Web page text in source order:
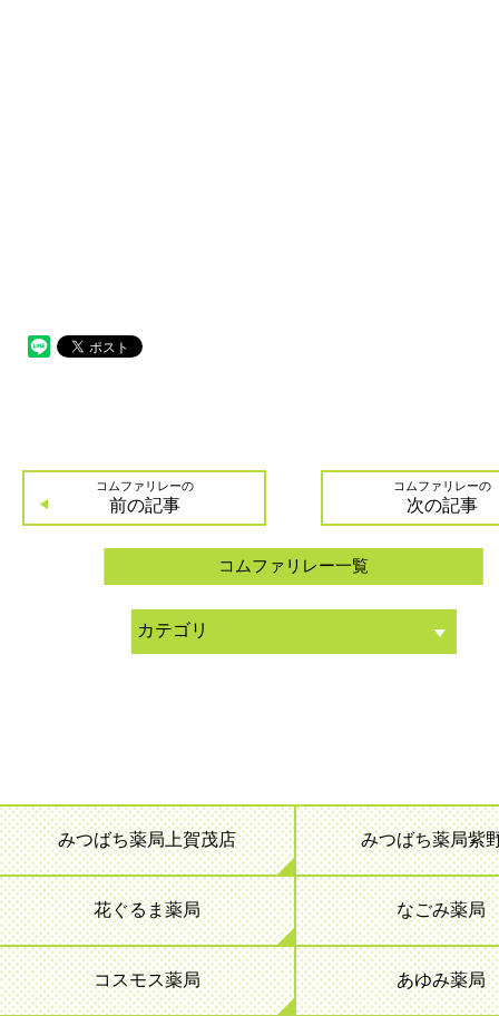
コムファリレーの
前の記事
コムファリレー一覧
コムファリレーの
次の記事
みつばち薬局上賀茂店 みつばち薬局紫
花ぐるま薬局 なごみ薬局
コスモス薬局 あゆみ薬局